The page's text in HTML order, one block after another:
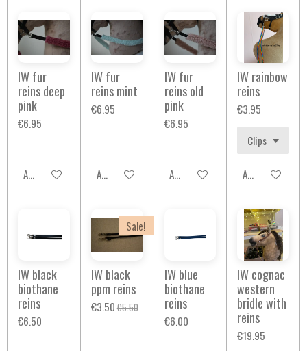
IW fur
reins deep
pink
€6.95
Add to cart
IW fur
reins mint
€6.95
Add to cart
IW fur
reins old
pink
€6.95
Add to cart
IW rainbow
reins
€3.95
Add to cart
IW black
biothane
reins
€6.50
Sale!
IW black
ppm reins
€3.50€5.50
IW blue
biothane
reins
€6.00
IW cognac
western
bridle with
reins
€19.95